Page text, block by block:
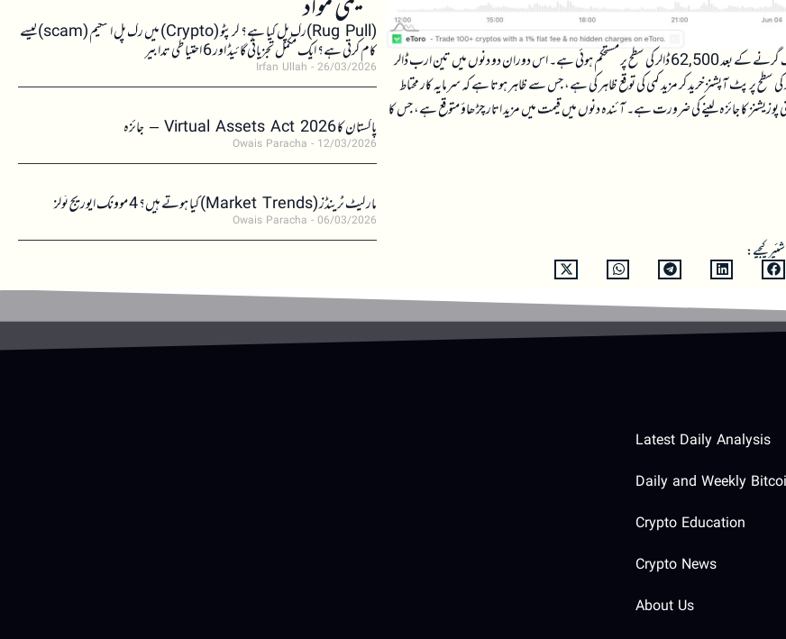
کی قیمت میں حالیہ دنوں میں شدید اتار چڑھاؤ دیکھا گیا ہے، جہاں قیمت 61,300 ڈالر تک گرنے کے بعد 62,500 ڈالر کی سطح پر مستحکم ہوئی ہے۔ اس دوران دو دنوں میں تین ارب ڈالر
ہوئی ہیں، جو مارکیٹ میں شدید غیر یقینی کی عکاسی کرتی ہیں۔ تاجروں نے 60,000 ڈالر کی سطح پر پٹ آپشنز خرید کر مزید کمی کی توقع ظاہر کی ہے، جس سے ظاہر ہوتا ہے کہ سرمایہ کار محتاط
کا جائزہ لینے کی ضرورت ہے۔ آئندہ دنوں میں قیمت میں مزید اتار چڑھاؤ متوقع ہے، جس کا
شئیر کیجیے:
(Rug Pull)رگ پل کیا ہے؟ کرپٹو (Crypto) میں رگ پل اسکیم (scam)کیسے
کام کرتی ہے؟ ایک مکمل تجزیاتی گائیڈ اور 6 احتیاطی تدابیر
Irfan Ullah 26/03/2026
پاکستان کا Virtual Assets Act 2026 – جائزہ
Owais Paracha 12/03/2026
مارکیٹ ٹرینڈز (Market Trends) کیا ہوتے ہیں؟ 4 موونگ ایوریج ٹولز
Owais Paracha 06/03/2026
Latest Daily Analysis
Daily and Weekly
Crypto Education
Crypto News
About Us